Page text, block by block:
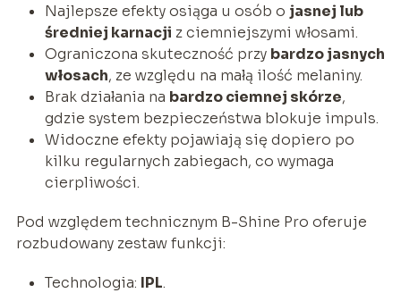
Najlepsze efekty osiąga u osób o jasnej lub
średniej karnacji z ciemniejszymi włosami.
Ograniczona skuteczność przy bardzo jasnych
włosach, ze względu na małą ilość melaniny.
Brak działania na bardzo ciemnej skórze,
gdzie system bezpieczeństwa blokuje impuls.
Widoczne efekty pojawiają się dopiero po
kilku regularnych zabiegach, co wymaga
cierpliwości.
Pod względem technicznym B-Shine Pro oferuje
rozbudowany zestaw funkcji:
Technologia: IPL.